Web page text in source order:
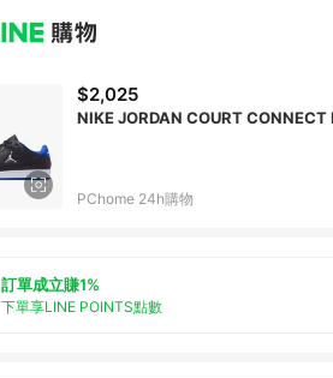
$2,025
NIKE JORDAN COURT
PChome 24h購物
訂單成立賺1%
下單享LINE POINTS點數